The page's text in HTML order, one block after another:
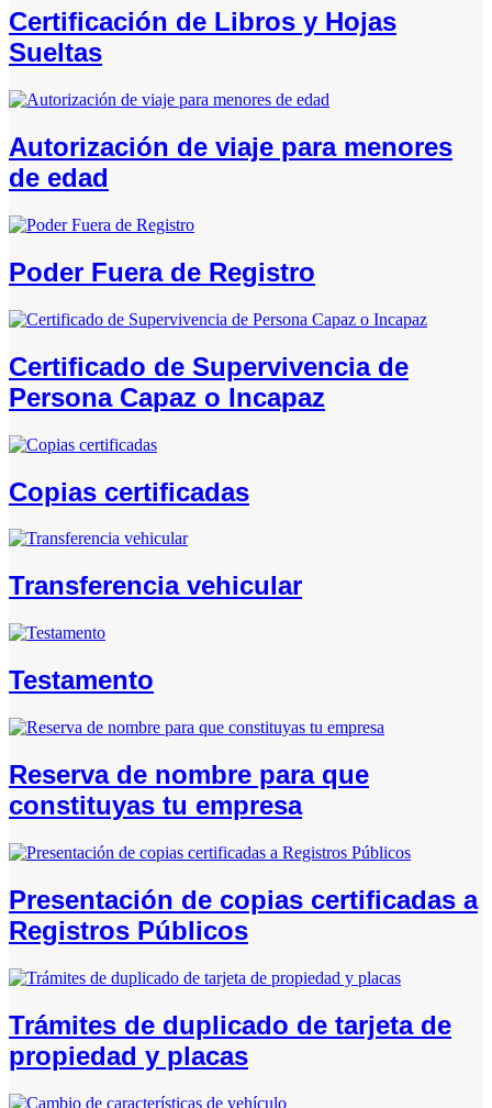
Certificación de Libros y Hojas
Sueltas
Autorización de viaje para menores
de edad
Poder Fuera de Registro
Certificado de Supervivencia de
Persona Capaz o Incapaz
Copias certificadas
Transferencia vehicular
Testamento
Reserva de nombre para que
constituyas tu empresa
Presentación de copias certificadas a
Registros Públicos
Trámites de duplicado de tarjeta de
propiedad y placas